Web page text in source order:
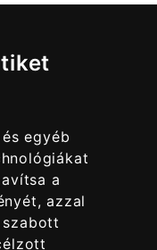
egyéb
a
azzal
SEGÍTIK